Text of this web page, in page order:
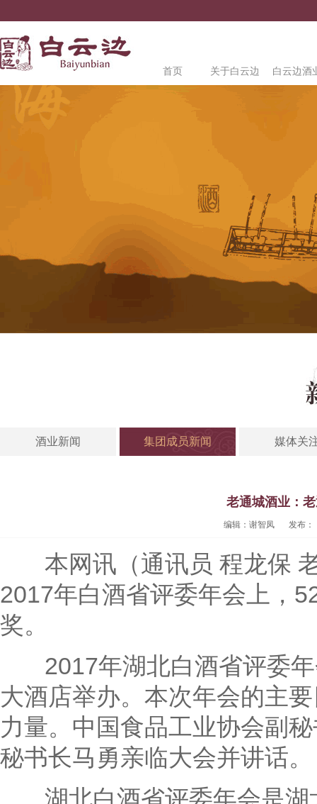
首页 关于白云边 白云边酒
酒业新闻 集团成员新闻 媒体关
老通城酒业：
编辑：谢智凤 发布：
本网讯（通讯员 程龙保 老
2017年白酒省评委年会上，
奖。
2017年湖北白酒省评委年
大酒店举办。本次年会的主
力量。中国食品工业协会副
秘书长马勇亲临大会并讲话。
湖北白酒省评委年会是湖